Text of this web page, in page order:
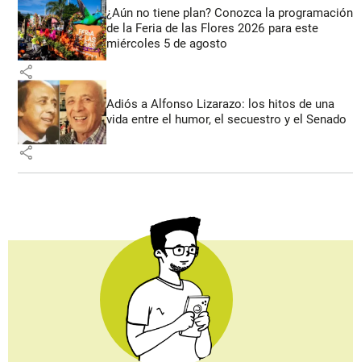
¿Aún no tiene plan? Conozca la programación
de la Feria de las Flores 2026 para este
miércoles 5 de agosto
share
Adiós a Alfonso Lizarazo: los hitos de una
vida entre el humor, el secuestro y el Senado
share